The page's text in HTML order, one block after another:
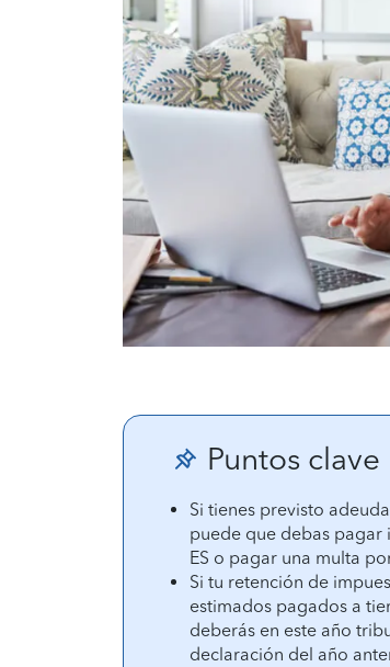
Puntos clave
Si tienes previsto
puede que debas pagar
ES o pagar una multa
Si tu retención de
estimados pagados a
deberás en este año
declaración del año